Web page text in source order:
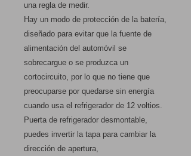
una regla de medir.
Hay un modo de protección de la batería,
diseñado para evitar que la fuente de
alimentación del automóvil se
sobrecargue o se produzca un
cortocircuito, por lo que no tiene que
preocuparse por quedarse sin energía
cuando usa el refrigerador de 12 voltios.
Puerta de refrigerador desmontable,
puedes invertir la tapa para cambiar la
dirección de apertura,